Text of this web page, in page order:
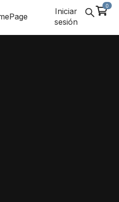
Iniciar
sesión
0